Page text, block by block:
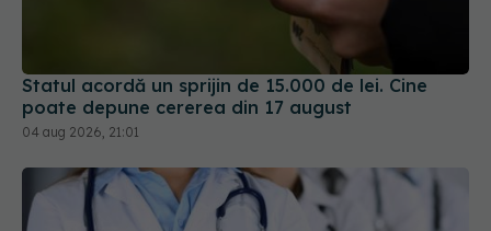
Statul acordă un sprijin de 15.000 de lei. Cine
poate depune cererea din 17 august
04 aug 2026, 21:01